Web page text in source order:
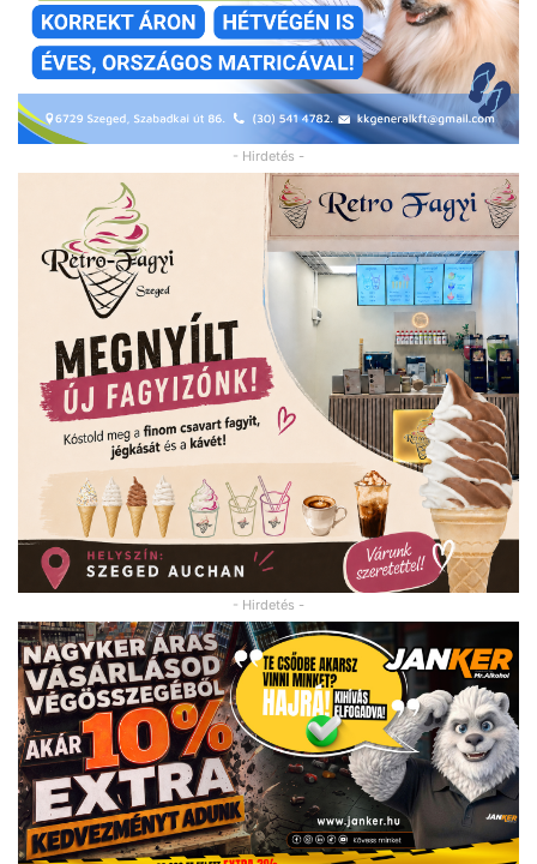
- Hirdetés -
- Hirdetés -